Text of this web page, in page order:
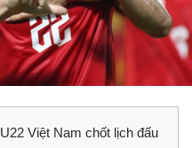
U22 Việt Nam chốt lịch đấu